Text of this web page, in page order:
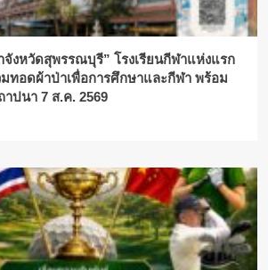
จังหวัดสุพรรณบุรี” โรงเรียนกีฬาแห่งแรก
ทอดผ้าป่าเพื่อการศึกษาและกีฬา พร้อม
ปนา 7 ส.ค. 2569